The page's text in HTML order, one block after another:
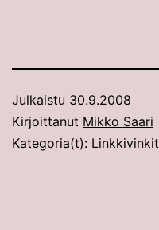
Julkaistu 30.9.2008
Kirjoittanut Mikko Saari
Kategoria(t): Linkkivinkit